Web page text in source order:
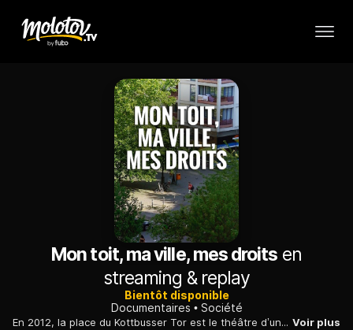
Mon toit, ma ville, mes droits en
streaming & replay
Bientôt disponible
Documentaires
Société
En 2012, la place du Kottbusser Tor est le théâtre d’une occupation d’un genre nouveau : un collectif de locataires de logements sociaux s’élève contre la hausse continue des loyers, les expulsions. Voir plus